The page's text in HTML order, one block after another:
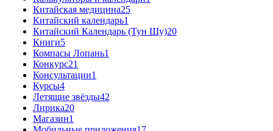
Китайская медицина25
Китайский календарь1
Китайский Календарь (Тун Шу)20
Книги5
Компасы Лопань1
Конкурс21
Консультации1
Курсы4
Летящие звёзды42
Лирика20
Магазин1